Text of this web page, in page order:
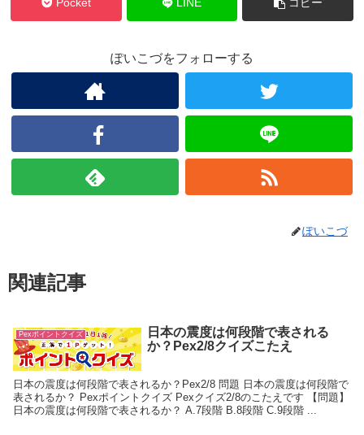
Pocket LINE コピー
ぽいこづをフォローする
ぽいこづ
関連記事
Pexポイントクイズ
日本の震度は何段階で表される
か？Pex2/8クイズこたえ
日本の震度は何段階で表されるか？Pex2/8 問題 日本の震度は何段階で
表されるか？ Pexポイントクイズ Pexクイズ2/8のこたえです 【問題】
日本の震度は何段階で表されるか？ A.7段階 B.8段階 C.9段階 ...